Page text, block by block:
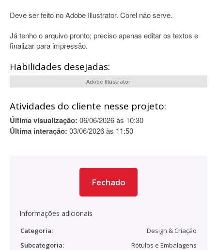
Deve ser feito no Adobe Illustrator. Corel não serve.
Já tenho o arquivo pronto; preciso apenas editar os textos e
finalizar para impressão.
Habilidades desejadas:
Adobe Illustrator
Atividades do cliente nesse projeto:
Última visualização: 06/06/2026 às 10:30
Última interação: 03/06/2026 às 11:50
Fechado
Informações adicionais
Categoria:
Design & Criação
Subcategoria:
Rótulos e Embalagens